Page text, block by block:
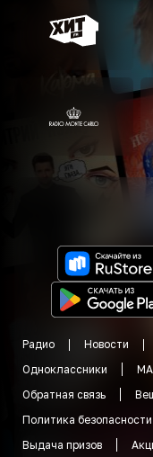
Радио Новости
Одноклассники
Обратная связь
Политика безопасности
Выдача призов